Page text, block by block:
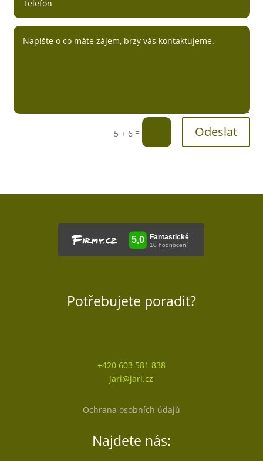
5 + 6= Odeslat
Potřebujete poradit?
+420 603 581 838
jari@jari.cz
Ochrana osobních údajů
Najdete nás: